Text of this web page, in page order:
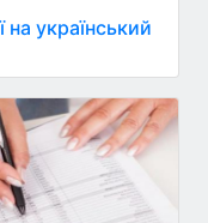
на український